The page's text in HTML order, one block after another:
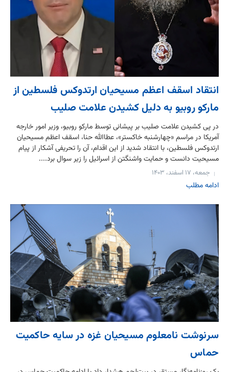
انتقاد اسقف اعظم مسیحیان ارتدوکس فلسطین از
مارکو روبیو به دلیل کشیدن علامت صلیب
در پی کشیدن علامت صلیب بر پیشانی توسط مارکو روبیو، وزیر امور خارجه
آمریکا در مراسم «چهارشنبه خاکستر»، عطاالله حنا، اسقف اعظم مسیحیان
ارتدوکس فلسطین، با انتقاد شدید از این اقدام، آن را تحریفی آشکار از پیام
مسیحیت دانست و حمایت واشنگتن از اسرائیل را زیر سوال برد....
جمعه، ۱۷ اسفند، ۱۴۰۳
ادامه مطلب
سرنوشت نامعلوم مسیحیان غزه در سایه حاکمیت
حماس